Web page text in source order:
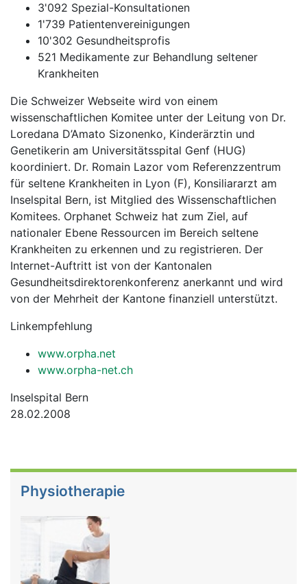
3'092 Spezial-Konsultationen
1'739 Patientenvereinigungen
10'302 Gesundheitsprofis
521 Medikamente zur Behandlung seltener
Krankheiten
Die Schweizer Webseite wird von einem
wissenschaftlichen Komitee unter der Leitung von Dr.
Loredana D’Amato Sizonenko, Kinderärztin und
Genetikerin am Universitätsspital Genf (HUG)
koordiniert. Dr. Romain Lazor vom Referenzzentrum
für seltene Krankheiten in Lyon (F), Konsiliararzt am
Inselspital Bern, ist Mitglied des Wissenschaftlichen
Komitees. Orphanet Schweiz hat zum Ziel, auf
nationaler Ebene Ressourcen im Bereich seltene
Krankheiten zu erkennen und zu registrieren. Der
Internet-Auftritt ist von der Kantonalen
Gesundheitsdirektorenkonferenz anerkannt und wird
von der Mehrheit der Kantone finanziell unterstützt.
Linkempfehlung
www.orpha.net
www.orpha-net.ch
Inselspital Bern
28.02.2008
Physiotherapie